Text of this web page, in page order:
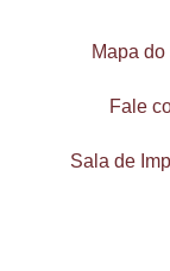
Mapa do
Fale
Sala de